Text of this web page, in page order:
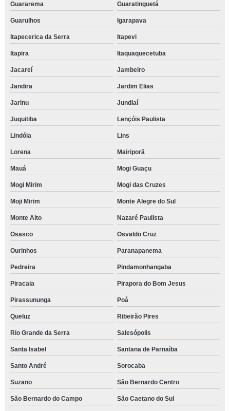
Guararema Guaratinguetá
Guarulhos Igarapava
Itapecerica da Serra Itapevi
Itapira Itaquaquecetuba
Jacareí Jambeiro
Jandira Jardim Elias
Jarinu Jundiaí
Juquitiba Lençóis Paulista
Lindóia Lins
Lorena Mairiporã
Mauá Mogi Guaçu
Mogi Mirim Mogi das Cruzes
Moji Mirim Monte Alegre do Sul
Monte Alto Nazaré Paulista
Osasco Osvaldo Cruz
Ourinhos Paranapanema
Pedreira Pindamonhangaba
Piracaia Pirapora do Bom Jesus
Pirassununga Poá
Queluz Ribeirão Pires
Rio Grande da Serra Salesópolis
Santa Isabel Santana de Parnaíba
Santo André Sorocaba
Suzano São Bernardo Centro
São Bernardo do Campo São Caetano do Sul